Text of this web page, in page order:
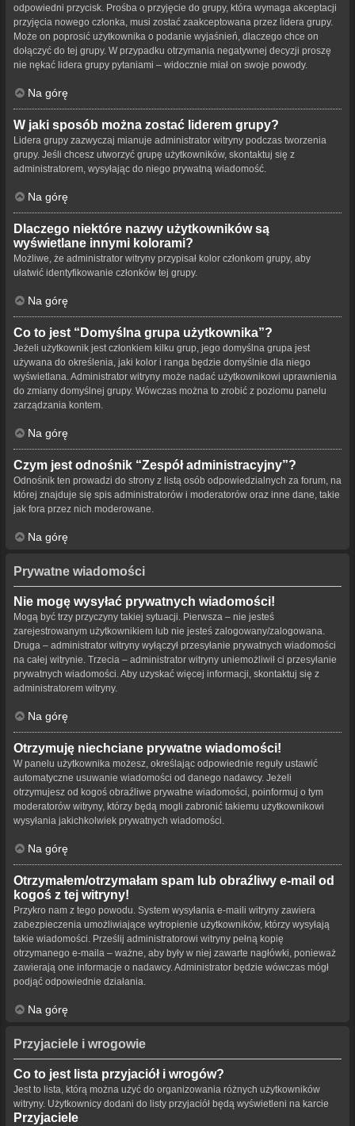
odpowiedni przycisk. Prośba o przyjęcie do grupy, która wymaga akceptacji
przyjęcia nowego członka, musi zostać zaakceptowana przez lidera grupy.
Może on poprosić użytkownika o podanie wyjaśnień, dlaczego chce on
dołączyć do tej grupy. W przypadku otrzymania negatywnej decyzji proszę
nie nękać lidera grupy pytaniami – widocznie miał on swoje powody.
Na górę
W jaki sposób można zostać liderem grupy?
Lidera grupy zazwyczaj mianuje administrator witryny podczas tworzenia
grupy. Jeśli chcesz utworzyć grupę użytkowników, skontaktuj się z
administratorem, wysyłając do niego prywatną wiadomość.
Na górę
Dlaczego niektóre nazwy użytkowników są
wyświetlane innymi kolorami?
Możliwe, że administrator witryny przypisał kolor członkom grupy, aby
ułatwić identyfikowanie członków tej grupy.
Na górę
Co to jest “Domyślna grupa użytkownika”?
Jeżeli użytkownik jest członkiem kilku grup, jego domyślna grupa jest
używana do określenia, jaki kolor i ranga będzie domyślnie dla niego
wyświetlana. Administrator witryny może nadać użytkownikowi uprawnienia
do zmiany domyślnej grupy. Wówczas można to zrobić z poziomu panelu
zarządzania kontem.
Na górę
Czym jest odnośnik “Zespół administracyjny”?
Odnośnik ten prowadzi do strony z listą osób odpowiedzialnych za forum, na
której znajduje się spis administratorów i moderatorów oraz inne dane, takie
jak fora przez nich moderowane.
Na górę
Prywatne wiadomości
Nie mogę wysyłać prywatnych wiadomości!
Mogą być trzy przyczyny takiej sytuacji. Pierwsza – nie jesteś
zarejestrowanym użytkownikiem lub nie jesteś zalogowany/zalogowana.
Druga – administrator witryny wyłączył przesyłanie prywatnych wiadomości
na całej witrynie. Trzecia – administrator witryny uniemożliwił ci przesyłanie
prywatnych wiadomości. Aby uzyskać więcej informacji, skontaktuj się z
administratorem witryny.
Na górę
Otrzymuję niechciane prywatne wiadomości!
W panelu użytkownika możesz, określając odpowiednie reguły ustawić
automatyczne usuwanie wiadomości od danego nadawcy. Jeżeli
otrzymujesz od kogoś obraźliwe prywatne wiadomości, poinformuj o tym
moderatorów witryny, którzy będą mogli zabronić takiemu użytkownikowi
wysyłania jakichkolwiek prywatnych wiadomości.
Na górę
Otrzymałem/otrzymałam spam lub obraźliwy e-mail od
kogoś z tej witryny!
Przykro nam z tego powodu. System wysyłania e-maili witryny zawiera
zabezpieczenia umożliwiające wytropienie użytkowników, którzy wysyłają
takie wiadomości. Prześlij administratorowi witryny pełną kopię
otrzymanego e-maila – ważne, aby były w niej zawarte nagłówki, ponieważ
zawierają one informacje o nadawcy. Administrator będzie wówczas mógł
podjąć odpowiednie działania.
Na górę
Przyjaciele i wrogowie
Co to jest lista przyjaciół i wrogów?
Jest to lista, którą można użyć do organizowania różnych użytkowników
witryny. Użytkownicy dodani do listy przyjaciół będą wyświetleni na karcie
Przyjaciele